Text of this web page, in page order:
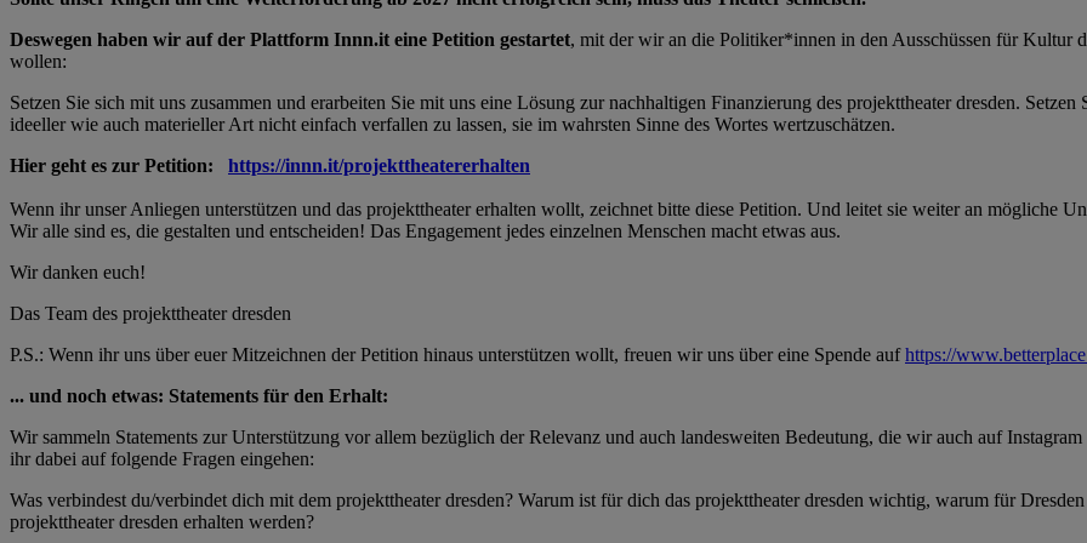
Deswegen haben wir auf der Plattform Innn.it eine Petition gestartet, mit der wir an die Politiker*innen in den Ausschüssen für Kultur
wollen:
Setzen Sie sich mit uns zusammen und erarbeiten Sie mit uns eine Lösung zur nachhaltigen Finanzierung des projekttheater dresden.
ideeller wie auch materieller Art nicht einfach verfallen zu lassen, sie im wahrsten Sinne des Wortes wertzuschätzen.
Hier geht es zur Petition:
https://innn.it/projekttheatererhalten
Wenn ihr unser Anliegen unterstützen und das projekttheater erhalten wollt, zeichnet bitte diese Petition. Und leitet sie weiter an mögliche
Wir alle sind es, die gestalten und entscheiden! Das Engagement jedes einzelnen Menschen macht etwas aus.
Wir danken euch!
Das Team des projekttheater dresden
P.S.: Wenn ihr uns über euer Mitzeichnen der Petition hinaus unterstützen wollt, freuen wir uns über eine Spende aufhttps://
... und noch etwas: Statements für den Erhalt:
Wir sammeln Statements zur Unterstützung vor allem bezüglich der Relevanz und auch landesweiten Bedeutung, die wir auch auf
ihr dabei auf folgende Fragen eingehen:
Was verbindest du/verbindet dich mit dem projekttheater dresden? Warum ist für dich das projekttheater dresden wichtig, warum für
projekttheater dresden erhalten werden?